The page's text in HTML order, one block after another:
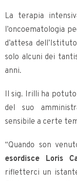
La terapia
l’oncoematologia
d’attesa
solo alcuni dei
anni.
Il sig. Irilli ha
del suo
sensibile a certe
“Quando son
esordisce Loris
rifletterci un